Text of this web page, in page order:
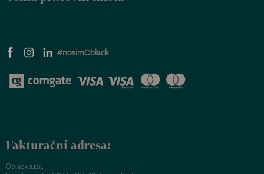
#nosimOblack
Fakturační adresa:
Oblack s.r.o.,